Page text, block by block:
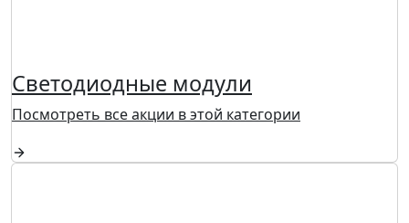
Светодиодные модули
Посмотреть все акции в этой категории